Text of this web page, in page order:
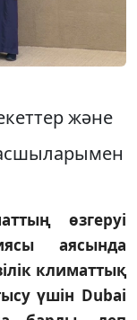
және
өзгеруі
аясында
климаттық
үшін Dubai